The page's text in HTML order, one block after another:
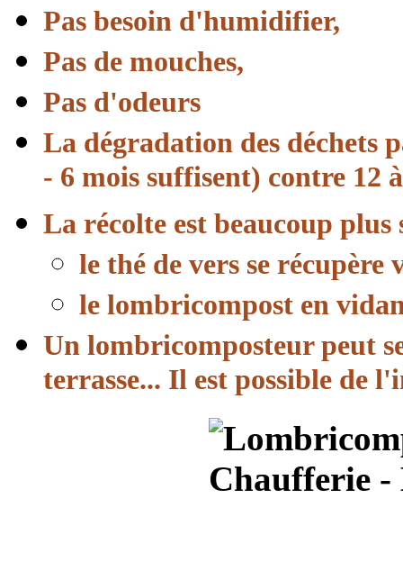
Pas besoin d'humidifier,
Pas de mouches,
Pas d'odeurs
La dégradation des déchets
- 6 mois suffisent) contre 12
La récolte est beaucoup plus
le thé de vers se récupère
le lombricompost en
Un lombricomposteur peut
terrasse... Il est possible de